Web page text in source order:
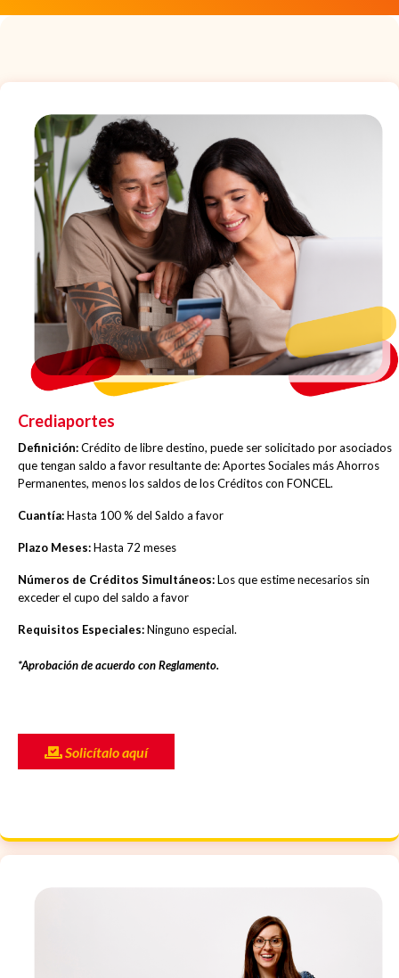
Crediaportes
Definición:Crédito de libre destino, puede ser solicitado por asociados
que tengan saldo a favor resultante de: Aportes Sociales más Ahorros
Permanentes, menos los saldos de los Créditos con FONCEL.
Cuantía:Hasta 100 % del Saldo a favor
Plazo Meses:Hasta 72 meses
Números de Créditos Simultáneos:Los que estime necesarios sin
exceder el cupo del saldo a favor
Requisitos Especiales:Ninguno especial.
*Aprobación de acuerdo con Reglamento.
Solicítalo aquí